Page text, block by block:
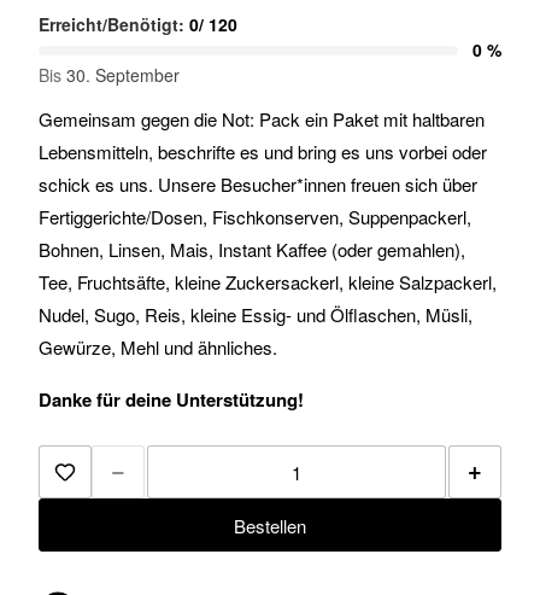
Erreicht/Benötigt: 0/ 120
0 %
Bis 30. September
Gemeinsam gegen die Not: Pack ein Paket mit haltbaren
Lebensmitteln, beschrifte es und bring es uns vorbei oder
schick es uns. Unsere Besucher*innen freuen sich über
Fertiggerichte/Dosen, Fischkonserven, Suppenpackerl,
Bohnen, Linsen, Mais, Instant Kaffee (oder gemahlen),
Tee, Fruchtsäfte, kleine Zuckersackerl, kleine Salzpackerl,
Nudel, Sugo, Reis, kleine Essig- und Ölflaschen, Müsli,
Gewürze, Mehl und ähnliches.
Danke für deine Unterstützung!
Zur Merkliste hinzufügen
− +
Bestellen